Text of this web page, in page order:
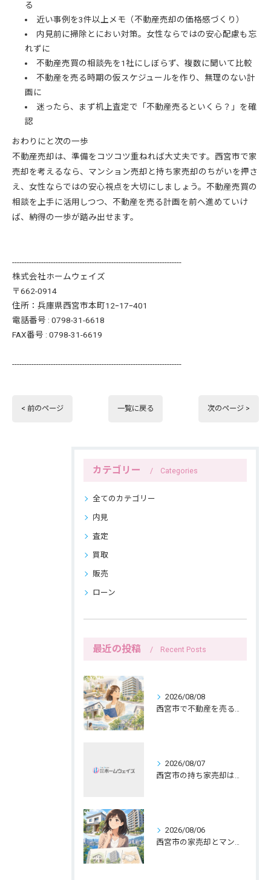
る
近い事例を3件以上メモ（不動産売却の価格感づくり）
内見前に掃除とにおい対策。女性ならではの安心配慮も忘
れずに
不動産売買の相談先を1社にしぼらず、複数に聞いて比較
不動産を売る時期の仮スケジュールを作り、無理のない計
画に
迷ったら、まず机上査定で「不動産売るといくら？」を確
認
おわりにと次の一歩
不動産売却は、準備をコツコツ重ねれば大丈夫です。西宮市で家
売却を考えるなら、マンション売却と持ち家売却のちがいを押さ
え、女性ならではの安心視点を大切にしましょう。不動産売買の
相談を上手に活用しつつ、不動産を売る計画を前へ進めていけ
ば、納得の一歩が踏み出せます。
----------------------------------------------------------------------
株式会社ホームウェイズ
〒662-0914
住所：兵庫県西宮市本町12ｰ17ｰ401
電話番号 : 0798-31-6618
FAX番号 : 0798-31-6619
----------------------------------------------------------------------
< 前のページ 一覧に戻る 次のページ >
カテゴリー Categories
全てのカテゴリー
内見
査定
買取
販売
ローン
最近の投稿 Recent Posts
2026/08/08
2026/08/07
2026/08/06